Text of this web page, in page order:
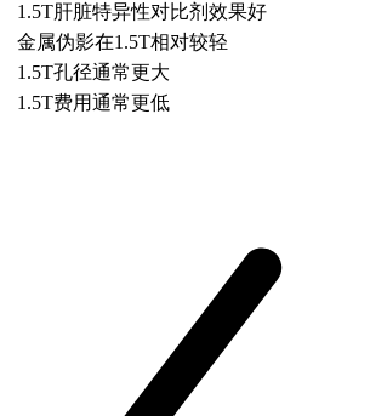
1.5T肝脏特异性对比剂效果好
金属伪影在1.5T相对较轻
1.5T孔径通常更大
1.5T费用通常更低